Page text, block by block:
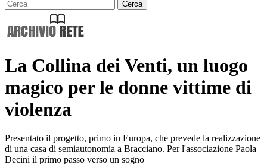
La Collina dei Venti, un luogo
magico per le donne vittime di
violenza
Presentato il progetto, primo in Europa, che prevede la realizzazione
di una casa di semiautonomia a Bracciano. Per l'associazione Paola
Decini il primo passo verso un sogno